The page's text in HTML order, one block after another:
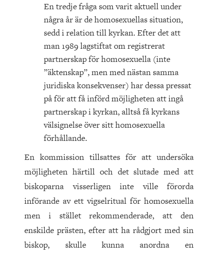
En tredje fråga som varit aktuell under
några år är de homosexuellas situation,
sedd i relation till kyrkan. Efter det att
man 1989 lagstiftat om registrerat
partnerskap för homosexuella (inte
”äktenskap”, men med nästan samma
juridiska konsekvenser) har dessa pressat
på för att få införd möjligheten att ingå
partnerskap i kyrkan, alltså få kyrkans
välsignelse över sitt homosexuella
förhållande.
En kommission tillsattes för att undersöka
möjligheten härtill och det slutade med att
biskoparna visserligen inte ville förorda
införande av ett vigselritual för homosexuella
men i stället rekommenderade, att den
enskilde prästen, efter att ha rådgjort med sin
biskop, skulle kunna anordna en